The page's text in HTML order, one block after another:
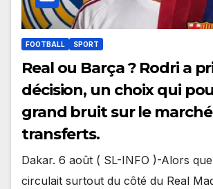
FOOTBALL SPORT
Real ou Barça ? Rodri a
décision, un choix qui
grand bruit sur le
transferts.
Dakar. 6 août ( SL-INFO )-Alors
circulait surtout du côté du Real